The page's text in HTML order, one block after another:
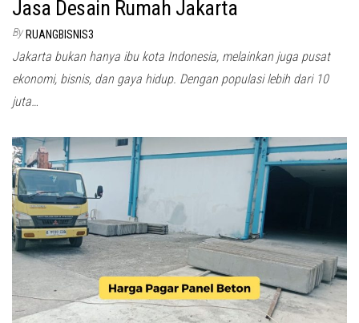
Jasa Desain Rumah Jakarta
By RUANGBISNIS3
Jakarta bukan hanya ibu kota Indonesia, melainkan juga pusat
ekonomi, bisnis, dan gaya hidup. Dengan populasi lebih dari 10
juta…